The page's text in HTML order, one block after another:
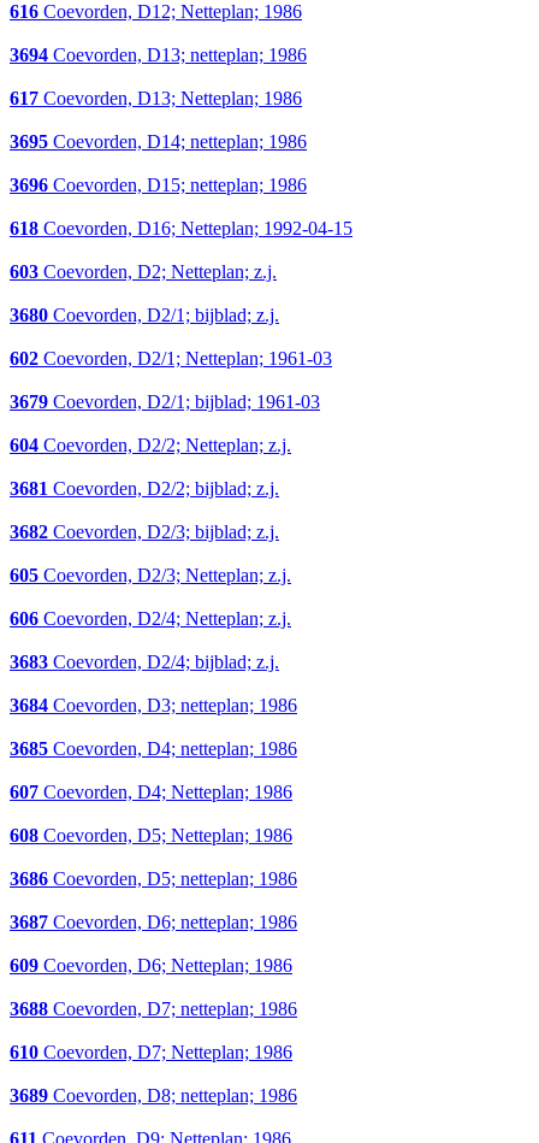
616 Coevorden, D12; Netteplan; 1986
3694 Coevorden, D13; netteplan; 1986
617 Coevorden, D13; Netteplan; 1986
3695 Coevorden, D14; netteplan; 1986
3696 Coevorden, D15; netteplan; 1986
618 Coevorden, D16; Netteplan; 1992-04-15
603 Coevorden, D2; Netteplan; z.j.
3680 Coevorden, D2/1; bijblad; z.j.
602 Coevorden, D2/1; Netteplan; 1961-03
3679 Coevorden, D2/1; bijblad; 1961-03
604 Coevorden, D2/2; Netteplan; z.j.
3681 Coevorden, D2/2; bijblad; z.j.
3682 Coevorden, D2/3; bijblad; z.j.
605 Coevorden, D2/3; Netteplan; z.j.
606 Coevorden, D2/4; Netteplan; z.j.
3683 Coevorden, D2/4; bijblad; z.j.
3684 Coevorden, D3; netteplan; 1986
3685 Coevorden, D4; netteplan; 1986
607 Coevorden, D4; Netteplan; 1986
608 Coevorden, D5; Netteplan; 1986
3686 Coevorden, D5; netteplan; 1986
3687 Coevorden, D6; netteplan; 1986
609 Coevorden, D6; Netteplan; 1986
3688 Coevorden, D7; netteplan; 1986
610 Coevorden, D7; Netteplan; 1986
3689 Coevorden, D8; netteplan; 1986